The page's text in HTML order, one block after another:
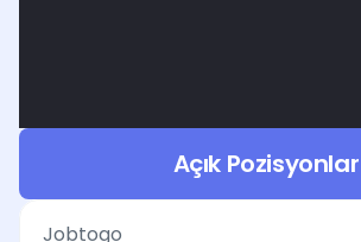
Açık Pozisyonlar
Jobtogo